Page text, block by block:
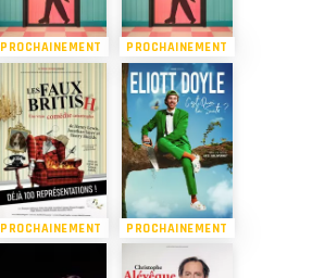
PROCHAINEMENT PROCHAINEMENT
PROCHAINEMENT PROCHAINEMENT